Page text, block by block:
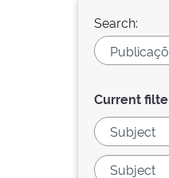
Search:
Current